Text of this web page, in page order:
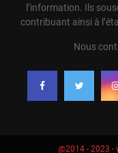
l’information. Ils
contribuant ainsi à
Nous
@2014 - 2023 -